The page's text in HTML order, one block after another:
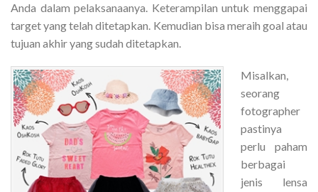
Anda dalam pelaksanaanya. Keterampilan untuk menggapai
target yang telah ditetapkan. Kemudian bisa meraih goal atau
tujuan akhir yang sudah ditetapkan.
Misalkan,
seorang
fotographer
pastinya
perlu paham
berbagai
jenis lensa